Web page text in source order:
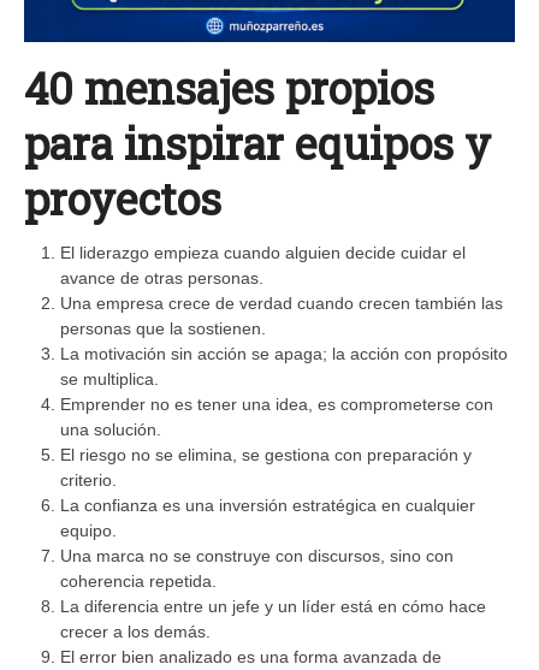
40 mensajes propios
para inspirar equipos y
proyectos
El liderazgo empieza cuando alguien decide cuidar el
avance de otras personas.
Una empresa crece de verdad cuando crecen también las
personas que la sostienen.
La motivación sin acción se apaga; la acción con propósito
se multiplica.
Emprender no es tener una idea, es comprometerse con
una solución.
El riesgo no se elimina, se gestiona con preparación y
criterio.
La confianza es una inversión estratégica en cualquier
equipo.
Una marca no se construye con discursos, sino con
coherencia repetida.
La diferencia entre un jefe y un líder está en cómo hace
crecer a los demás.
El error bien analizado es una forma avanzada de